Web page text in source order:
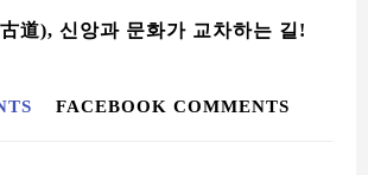
道), 신앙과 문화가 교차하는 길!
FACEBOOK COMMENTS